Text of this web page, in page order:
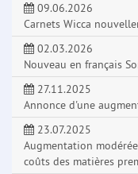
09.06.2026
Carnets Wicca
02.03.2026
Nouveau en français
27.11.2025
Annonce d'une
23.07.2025
Augmentation
coûts des matières